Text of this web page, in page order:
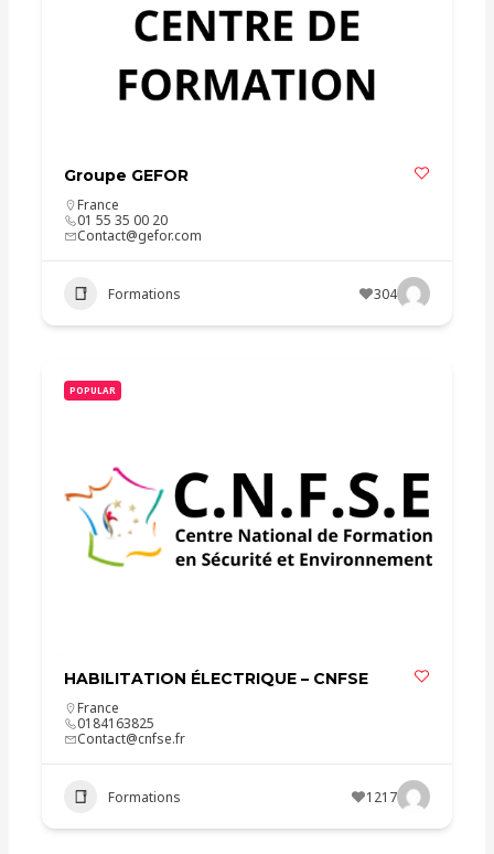
Groupe GEFOR
France
01 55 35 00 20
Contact@gefor.com
Formations 304
POPULAR
HABILITATION ÉLECTRIQUE – CNFSE
France
0184163825
Contact@cnfse.fr
Formations 1217